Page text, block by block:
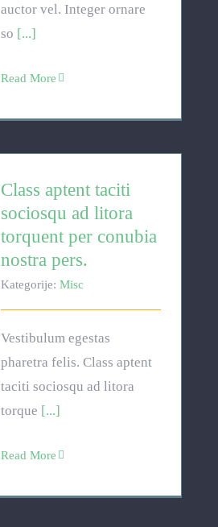
auctor vel. Integer ornare
so [...]
Read More
Class aptent taciti
sociosqu ad litora
torquent per conubia
nostra pers.
Kategorije:Misc
Vestibulum egestas
pharetra felis. Class aptent
taciti sociosqu ad litora
torque [...]
Read More